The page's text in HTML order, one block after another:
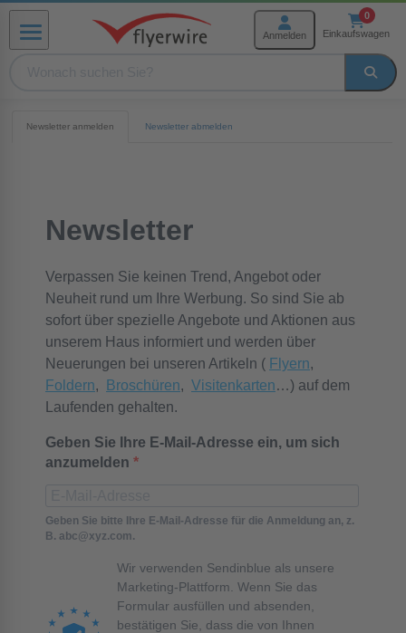
Zum Inhalt springen
Menü Anmelden
0
Einkaufswagen
Hilfe und Service
Newsletter anmelden Newsletter abmelden
Newsletter
Verpassen Sie keinen Trend, Angebot oder
Neuheit rund um Ihre Werbung. So sind Sie ab
sofort über spezielle Angebote und Aktionen aus
unserem Haus informiert und werden über
Neuerungen bei unseren Artikeln ( Flyern,
Foldern, Broschüren, Visitenkarten…) auf dem
Laufenden gehalten.
Geben Sie Ihre E-Mail-Adresse ein, um sich
anzumelden
Geben Sie bitte Ihre E-Mail-Adresse für die Anmeldung an, z.
B. abc@xyz.com.
Wir verwenden Sendinblue als unsere
Marketing-Plattform. Wenn Sie das
Formular ausfüllen und absenden,
bestätigen Sie, dass die von Ihnen